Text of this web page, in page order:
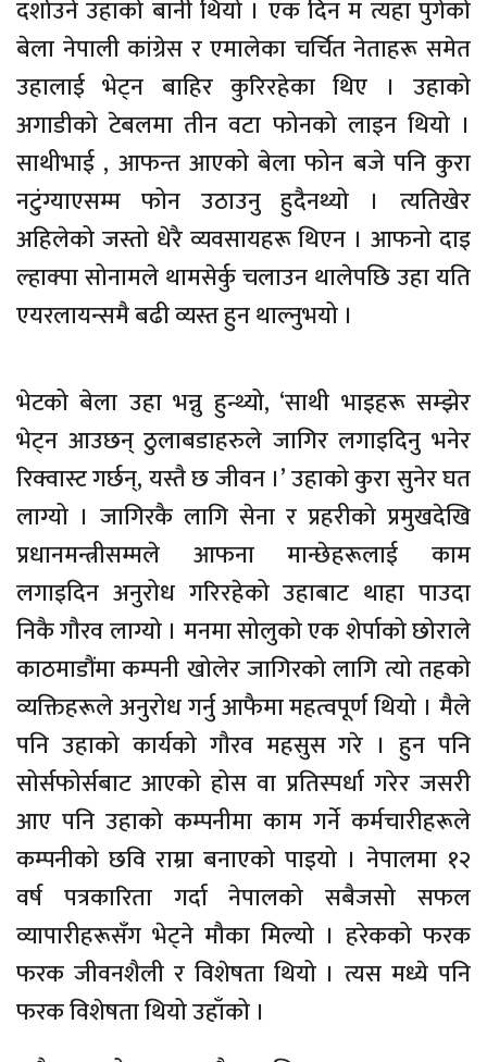
दर्शाउने उहाको बानी थियो । एक दिन म त्यहा पुगेको
बेला नेपाली कांग्रेस र एमालेका चर्चित नेताहरू समेत
उहालाई भेट्न बाहिर कुरिरहेका थिए । उहाको
अगाडीको टेबलमा तीन वटा फोनको लाइन थियो ।
साथीभाई , आफन्त आएको बेला फोन बजे पनि कुरा
नटुंग्याएसम्म फोन उठाउनु हुदैनथ्यो । त्यतिखेर
अहिलेको जस्तो धेरै व्यवसायहरू थिएन । आफनो दाइ
ल्हाक्पा सोनामले थामसेर्कु चलाउन थालेपछि उहा यति
एयरलायन्समै बढी व्यस्त हुन थाल्नुभयो ।
भेटको बेला उहा भन्नु हुन्थ्यो, ‘साथी भाइहरू सम्झेर
भेट्न आउछन् ठुलाबडाहरुले जागिर लगाइदिनु भनेर
रिक्वास्ट गर्छन्, यस्तै छ जीवन ।’ उहाको कुरा सुनेर घत
लाग्यो । जागिरकै लागि सेना र प्रहरीको प्रमुखदेखि
प्रधानमन्त्रीसम्मले आफना मान्छेहरूलाई काम
लगाइदिन अनुरोध गरिरहेको उहाबाट थाहा पाउदा
निकै गौरव लाग्यो । मनमा सोलुको एक शेर्पाको छोराले
काठमाडौंमा कम्पनी खोलेर जागिरको लागि त्यो तहको
व्यक्तिहरूले अनुरोध गर्नु आफैमा महत्वपूर्ण थियो । मैले
पनि उहाको कार्यको गौरव महसुस गरे । हुन पनि
सोर्सफोर्सबाट आएको होस वा प्रतिस्पर्धा गरेर जसरी
आए पनि उहाको कम्पनीमा काम गर्ने कर्मचारीहरूले
कम्पनीको छवि राम्रा बनाएको पाइयो । नेपालमा १२
वर्ष पत्रकारिता गर्दा नेपालको सबैजसो सफल
व्यापारीहरूसँग भेट्ने मौका मिल्यो । हरेकको फरक
फरक जीवनशैली र विशेषता थियो । त्यस मध्ये पनि
फरक विशेषता थियो उहाँको ।